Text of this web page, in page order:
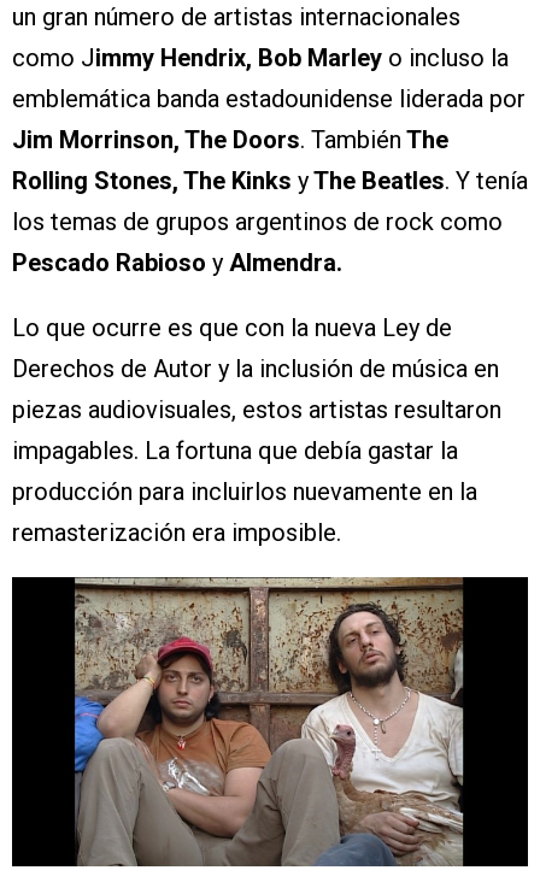
un gran número de artistas internacionales
como Jimmy Hendrix, Bob Marley o incluso la
emblemática banda estadounidense liderada por
Jim Morrinson, The Doors. También The
Rolling Stones, The Kinks yThe Beatles. Y tenía
los temas de grupos argentinos de rock como
Pescado Rabioso y Almendra.
Lo que ocurre es que con la nueva Ley de
Derechos de Autor y la inclusión de música en
piezas audiovisuales, estos artistas resultaron
impagables. La fortuna que debía gastar la
producción para incluirlos nuevamente en la
remasterización era imposible.